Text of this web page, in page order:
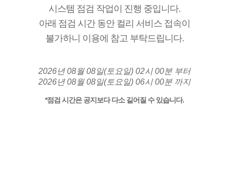
시스템 점검 작업이 진행 중입니다.
아래 점검 시간 동안 컬리 서비스 접속이
불가하니 이용에 참고 부탁드립니다.
2026년 08월 08일(토요일) 02시 00분 부터
2026년 08월 08일(토요일) 06시 00분 까지
*점검 시간은 공지보다 다소 길어질 수 있습니다.